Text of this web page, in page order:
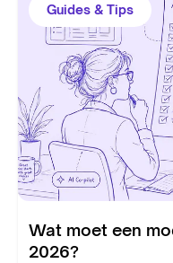
Guides & Tips
Wat moet een
2026?